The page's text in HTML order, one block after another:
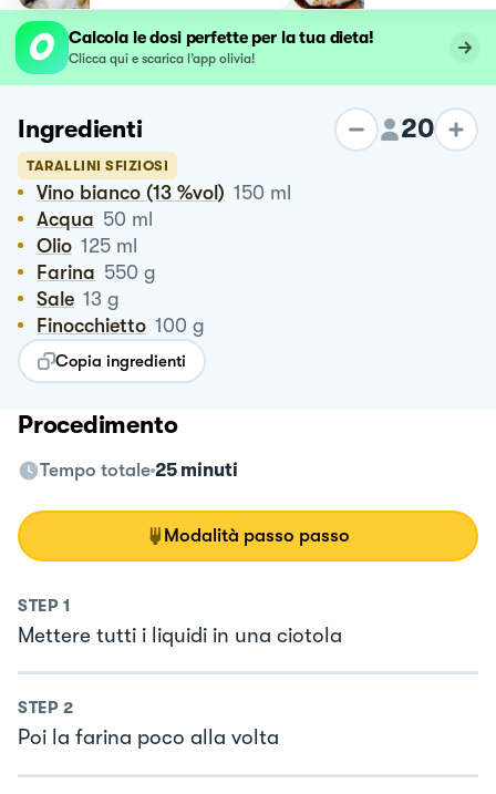
Calcola le dosi perfette per la tua dieta!
Clicca qui e scarica l’app olivia!
Ingredienti 20
TARALLINI SFIZIOSI
Vino bianco (13 %vol) 150 ml
Acqua 50 ml
Olio 125 ml
Farina 550 g
Sale 13 g
Finocchietto 100 g
Copia ingredienti
Procedimento
Tempo totale 25 minuti
Modalità passo passo
STEP 1
Mettere tutti i liquidi in una ciotola
STEP 2
Poi la farina poco alla volta